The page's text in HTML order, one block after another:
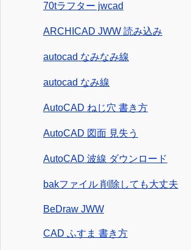
70tラフター jwcad
ARCHICAD JWW 読み込み
autocad なみなみ線
autocad なみ線
AutoCAD ねじ穴 書き方
AutoCAD 図面 見失う
AutoCAD 波線 ダウンロード
bakファイル 削除しても大丈夫
BeDraw JWW
CAD ふすま 書き方